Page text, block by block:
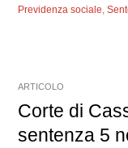
Previdenza sociale,
ARTICOLO
Corte di
sentenza 5